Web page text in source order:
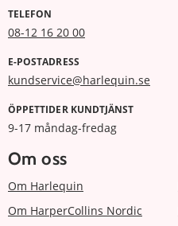
TELEFON
08-12 16 20 00
E-POSTADRESS
kundservice@harlequin.se
ÖPPETTIDER KUNDTJÄNST
9-17 måndag-fredag
Om oss
Om Harlequin
Om HarperCollins Nordic